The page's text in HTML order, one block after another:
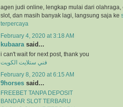
agen judi online, lengkap mulai dari olahraga,
slot, dan masih banyak lagi, langsung saja ke
terpercaya
February 4, 2020 at 3:18 AM
kubaara said...
i can't wait for next post, thank you
فني ستلايت الكويت
February 8, 2020 at 6:15 AM
9horses said...
FREEBET TANPA DEPOSIT
BANDAR SLOT TERBARU